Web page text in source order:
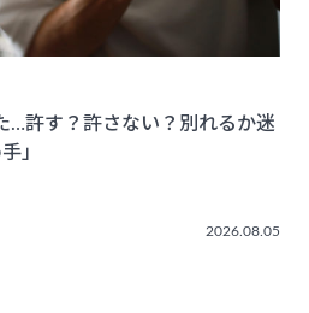
…許す？許さない？別れるか迷
」
2026.08.05